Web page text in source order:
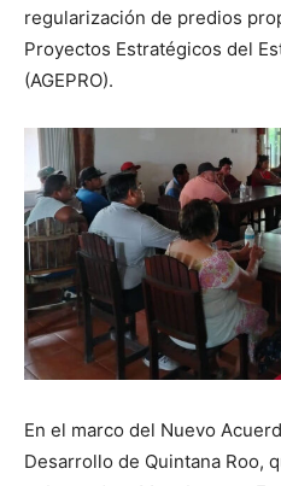
regularización de predios
Proyectos Estratégicos del
(AGEPRO).
En el marco del Nuevo
Desarrollo de Quintana Roo,